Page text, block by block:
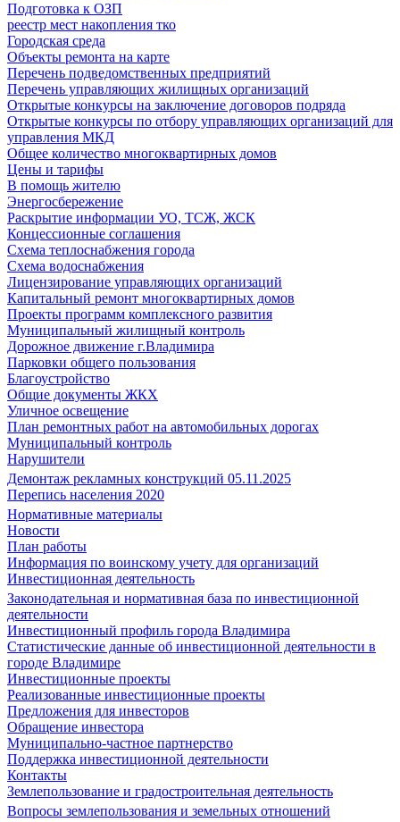
Подготовка к ОЗП
реестр мест накопления тко
Городская среда
Объекты ремонта на карте
Перечень подведомственных предприятий
Перечень управляющих жилищных организаций
Открытые конкурсы на заключение договоров подряда
Открытые конкурсы по отбору управляющих организаций для
управления МКД
Общее количество многоквартирных домов
Цены и тарифы
В помощь жителю
Энергосбережение
Раскрытие информации УО, ТСЖ, ЖСК
Концессионные соглашения
Схема теплоснабжения города
Схема водоснабжения
Лицензирование управляющих организаций
Капитальный ремонт многоквартирных домов
Проекты программ комплексного развития
Муниципальный жилищный контроль
Дорожное движение г.Владимира
Парковки общего пользования
Благоустройство
Общие документы ЖКХ
Уличное освещение
План ремонтных работ на автомобильных дорогах
Муниципальный контроль
Нарушители
Демонтаж рекламных конструкций 05.11.2025
Перепись населения 2020
Нормативные материалы
Новости
План работы
Информация по воинскому учету для организаций
Инвестиционная деятельность
Законодательная и нормативная база по инвестиционной
деятельности
Инвестиционный профиль города Владимира
Статистические данные об инвестиционной деятельности в
городе Владимире
Инвестиционные проекты
Реализованные инвестиционные проекты
Предложения для инвесторов
Обращение инвестора
Муниципально-частное партнерство
Поддержка инвестиционной деятельности
Контакты
Землепользование и градостроительная деятельность
Вопросы землепользования и земельных отношений